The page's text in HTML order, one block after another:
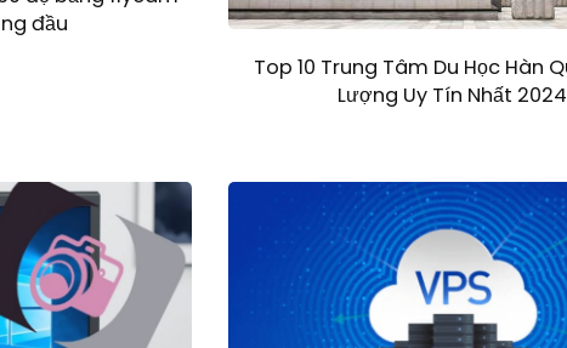
đầu
Top 10 Trung Tâm Du Học Hàn
Lượng Uy Tín Nhất 2024